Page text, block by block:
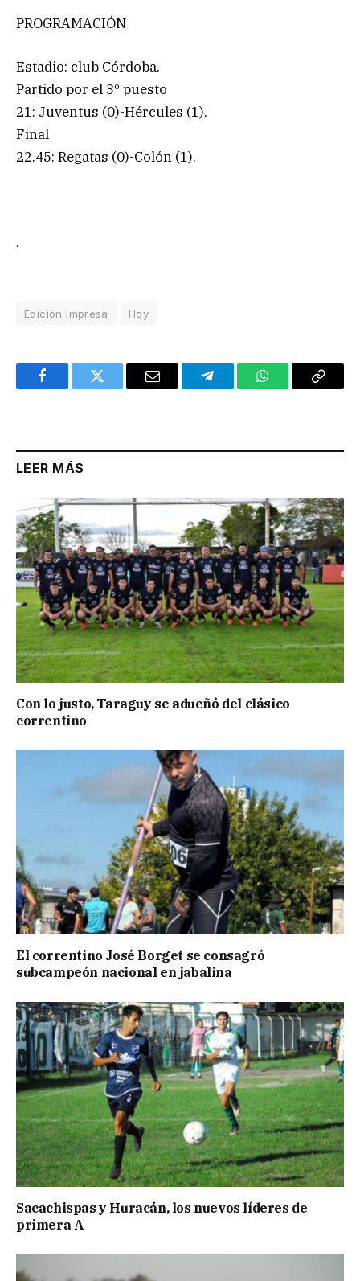
PROGRAMACIÓN
Estadio: club Córdoba.
Partido por el 3º puesto
21: Juventus (0)-Hércules (1).
Final
22.45: Regatas (0)-Colón (1).
.
Edición Impresa Hoy
FacebookTwitter Email TelegramWhatsAppCopy
LEER MÁS
Con lo justo, Taraguy se adueñó del clásico
correntino
El correntino José Borget se consagró
subcampeón nacional en jabalina
Sacachispas y Huracán, los nuevos líderes de
primera A